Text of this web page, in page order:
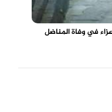
في وفاة المناضل